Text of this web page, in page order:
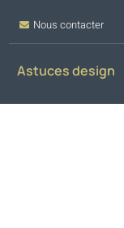
Nous contacter
Astuces design